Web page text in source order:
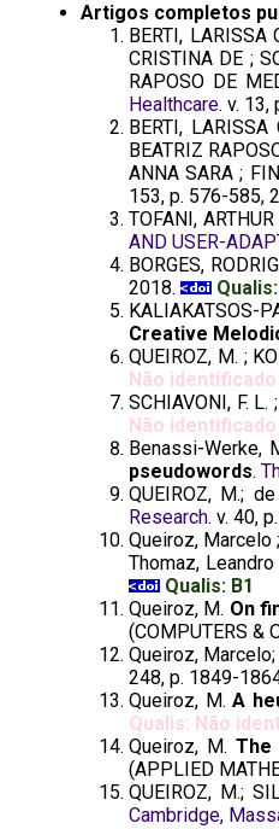
Artigos completos
BERTI,
CRISTINA DE ;
RAPOSO DE
Healthcare. v. 13,
BERTI,
BEATRIZ
ANNA SARA ;
153, p. 576-585,
TOFANI,
AND USER-
BORGES,
2018.
KALIAKATSOS-
Creative
QUEIROZ, M. ;
Não identificado
SCHIAVONI, F.
Não identificado
Benassi-Werke,
pseudowords.
QUEIROZ, M.;
Research. v. 40,
Queiroz, Marcelo
Thomaz, Leandro
Qualis: B1
Queiroz, M. On
(COMPUTERS &
Queiroz,
248, p. 1849-
Queiroz, M.A
Qualis: Não
Queiroz, M. The
(APPLIED
QUEIROZ, M.;
Cambridge,